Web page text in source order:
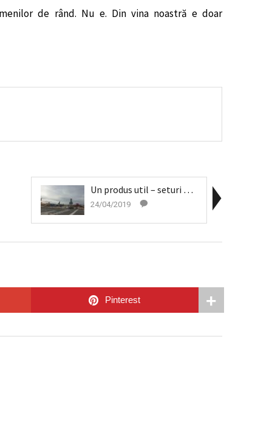
de rând. Nu e. Din vina noastră e doar
Un produs util – seturi Nivea cu produse min...
24/04/2019
Pinterest